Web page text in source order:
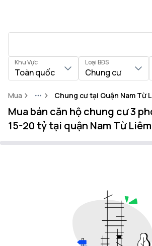
Khu Vực
Toàn quốc
Loại BĐS
Chung cư
Mua MoreChung cư tại Quận Nam Từ
Mua bán căn hộ chung cư 3
15-20 tỷ tại quận Nam Từ Liêm